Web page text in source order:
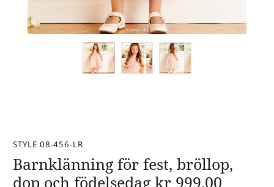
STYLE 08-456-LR
Barnklänning för fest, bröllop,
dop och födelsedag kr 999,00